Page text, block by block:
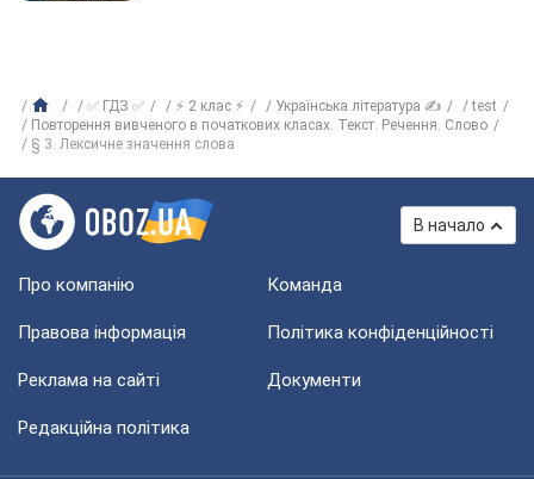
✅ ГДЗ ✅ ⚡ 2 клас ⚡ Українська література ✍
test
Повторення вивченого в початкових класах. Текст. Речення. Слово
§ 3. Лексичне значення слова
В начало
Про компанію Команда
Правова інформація Політика конфіденційності
Реклама на сайті Документи
Редакційна політика